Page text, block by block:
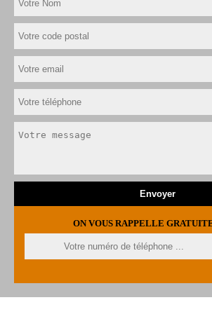
ON VOUS RAPPELLE